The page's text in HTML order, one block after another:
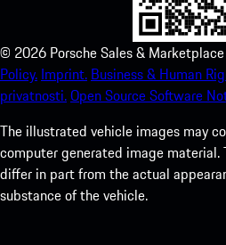
© 2026 Porsche Sales &
Policy. Imprint. Business & Human
privatnosti.Open Source Software
The illustrated vehicle images may
computer generated image material.
differ in part from the actual
substance of the vehicle.